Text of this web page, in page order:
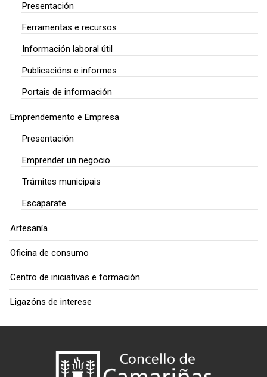
Presentación
Ferramentas e recursos
Información laboral útil
Publicacións e informes
Portais de información
Emprendemento e Empresa
Presentación
Emprender un negocio
Trámites municipais
Escaparate
Artesanía
Oficina de consumo
Centro de iniciativas e formación
Ligazóns de interese